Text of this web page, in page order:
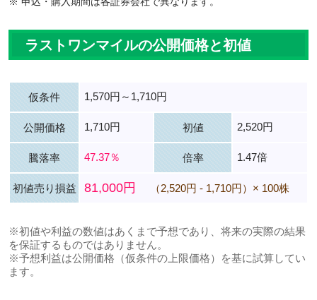
ラストワンマイルの公開価格と初値
仮条件 1,570円～1,710円
公開価格 1,710円 初値 2,520円
騰落率 47.37％ 倍率 1.47倍
初値売り損益 81,000円 （2,520円 - 1,710円）× 100株
※初値や利益の数値はあくまで予想であり、将来の実際の結果
を保証するものではありません。
※予想利益は公開価格（仮条件の上限価格）を基に試算してい
ます。